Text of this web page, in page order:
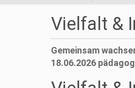
s
d
h
e
Vielfalt &
Gemeinsam
18.06.2026